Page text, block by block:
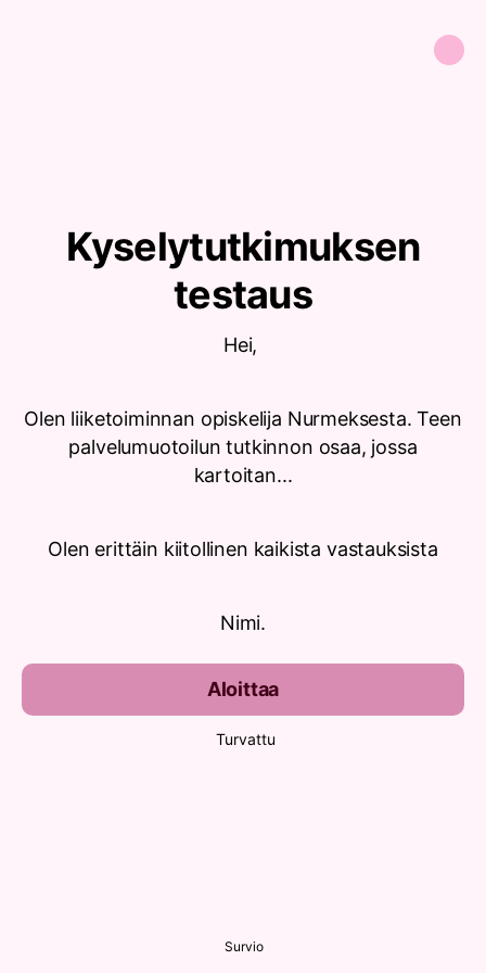
Kyselytutkimuksen
testaus
Hei,
Olen liiketoiminnan opiskelija Nurmeksesta. Teen
palvelumuotoilun tutkinnon osaa, jossa
kartoitan...
Olen erittäin kiitollinen kaikista vastauksista
Nimi.
Aloittaa
Turvattu
Survio